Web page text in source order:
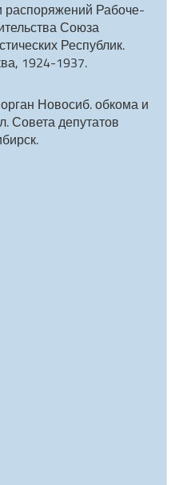
распоряжений Рабоче-
Союза
Республик.
1924-1937.
Новосиб. обкома и
Совета депутатов